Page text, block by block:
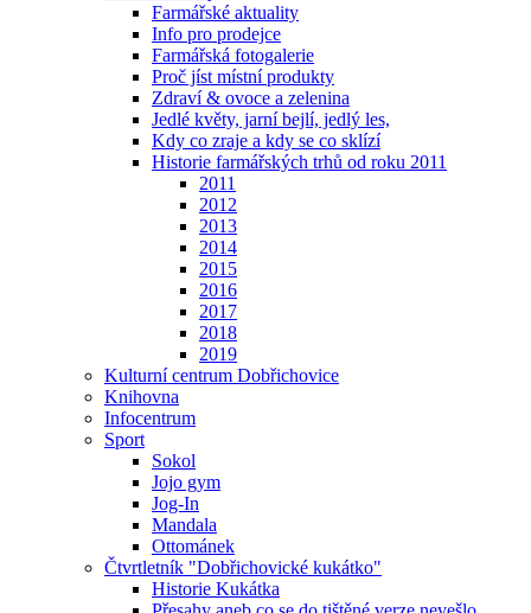
Farmářské aktuality
Info pro prodejce
Farmářská fotogalerie
Proč jíst místní produkty
Zdraví & ovoce a zelenina
Jedlé květy, jarní bejlí, jedlý les,
Kdy co zraje a kdy se co sklízí
Historie farmářských trhů od roku 2011
2011
2012
2013
2014
2015
2016
2017
2018
2019
Kulturní centrum Dobřichovice
Knihovna
Infocentrum
Sport
Sokol
Jojo gym
Jog-In
Mandala
Ottománek
Čtvrtletník "Dobřichovické kukátko"
Historie Kukátka